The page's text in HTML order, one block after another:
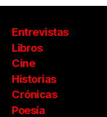
Entrevistas
Libros
Cine
Historias
Crónicas
Poesía